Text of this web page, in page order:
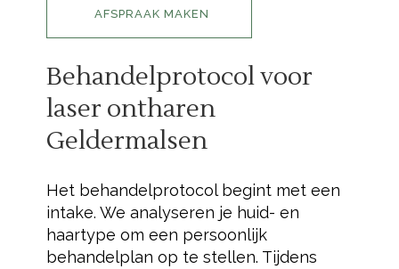
AFSPRAAK MAKEN
Behandelprotocol voor
laser ontharen
Geldermalsen
Het behandelprotocol begint met een
intake. We analyseren je huid- en
haartype om een persoonlijk
behandelplan op te stellen. Tijdens